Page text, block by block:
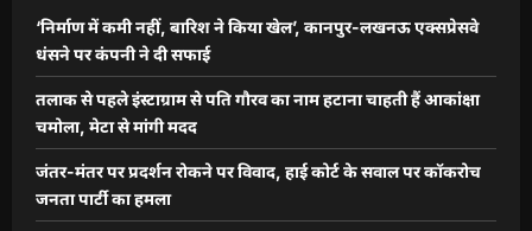
‘निर्माण में कमी नहीं, बारिश ने किया खेल’, कानपुर-लखनऊ एक्सप्रेसवे
धंसने पर कंपनी ने दी सफाई
तलाक से पहले इंस्टाग्राम से पति गौरव का नाम हटाना चाहती हैं आकांक्षा
चमोला, मेटा से मांगी मदद
जंतर-मंतर पर प्रदर्शन रोकने पर विवाद, हाई कोर्ट के सवाल पर कॉकरोच
जनता पार्टी का हमला